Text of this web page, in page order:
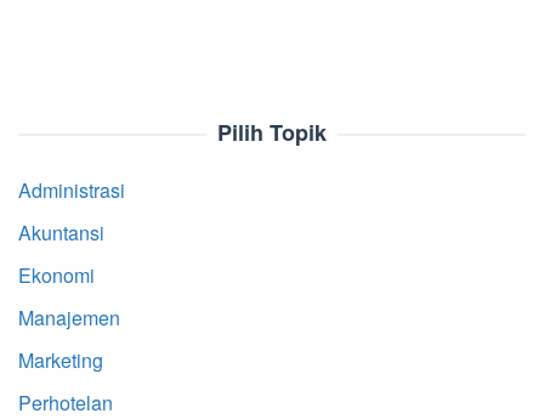
Pilih Topik
Administrasi
Akuntansi
Ekonomi
Manajemen
Marketing
Perhotelan